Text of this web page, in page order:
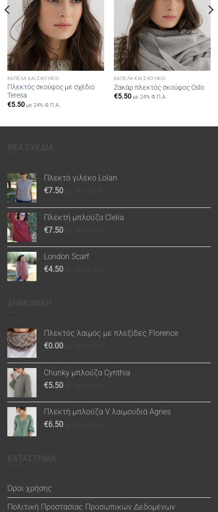
ΚΑΠΈΛΑ ΚΑΙ ΣΚΟΎΦΟΙ
Πλεκτός σκούφος με σχέδιο
Teresa
€5.50 με 24% Φ.Π.Α.
ΚΑΠΈΛΑ ΚΑΙ ΣΚΟΎΦΟΙ
Ζακάρ πλεκτός σκούφος Oslo
€5.50 με 24% Φ.Π.Α.
Πλεκτό γιλέκο Lolan
€7.50
Πλεκτή μπλούζα Clelia
€7.50
London Scarf
€4.50
Πλεκτός λαιμός με πλεξίδες Florence
€0.00
Chunky μπλούζα Cynthia
€5.50
Πλεκτή μπλούζα V λαιμουδιά Agnes
€6.50
Όροι χρήσης
Πολιτική Προστασίας Προσωπικών Δεδομένων